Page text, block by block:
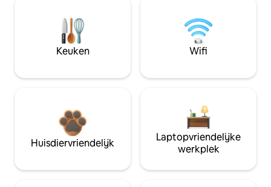
Keuken Wifi
Huisdiervriendelijk
Laptopvriendelijke
werkplek